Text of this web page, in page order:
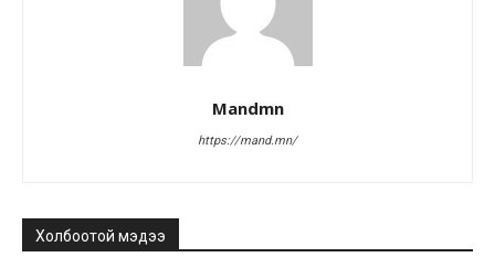
Mandmn
https://mand.mn/
Холбоотой мэдээ